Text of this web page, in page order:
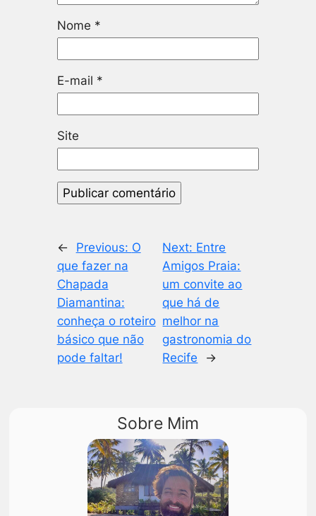
Nome *
E-mail *
Site
← Previous: O
que fazer na
Chapada
Diamantina:
conheça o roteiro
básico que não
pode faltar!
Next: Entre
Amigos Praia:
um convite ao
que há de
melhor na
gastronomia do
Recife
→
Sobre Mim